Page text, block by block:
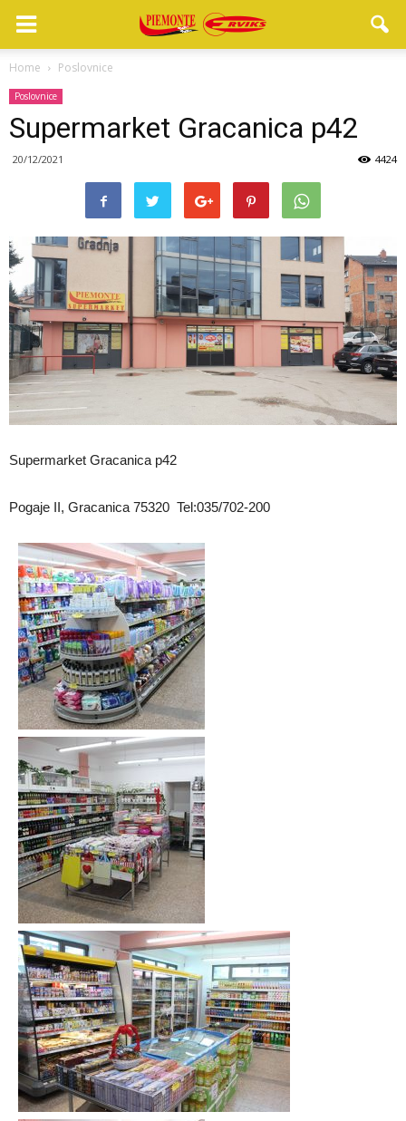
Home Poslovnice
Poslovnice
Supermarket Gracanica p42
20/12/2021 4424
Supermarket Gracanica p42
Pogaje II, Gracanica 75320 Tel:035/702-200